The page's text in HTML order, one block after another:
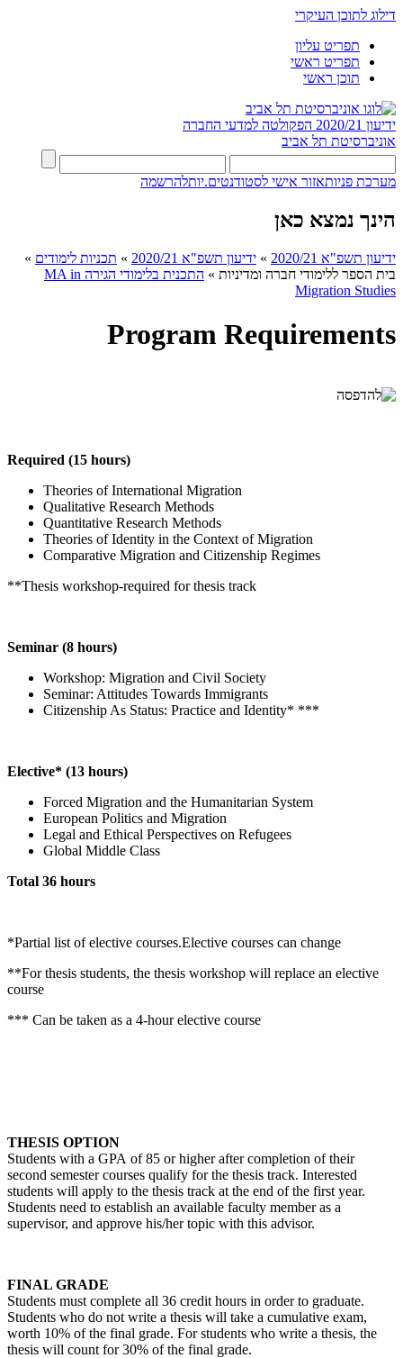
דילוג לתוכן העיקרי
תפריט עליון
תפריט ראשי
תוכן ראשי
ידיעון 2020/21
הפקולטה למדעי החברה
אוניברסיטת תל אביב
מערכת פניותאזור אישי לסטודנטים.יותלהרשמה
הינך נמצא כאן
ידיעון תשפ"א 2020/21 » ידיעון תשפ"א 2020/21 » תכניות לימודים »
בית הספר ללימודי חברה ומדיניות »
התכנית בלימודי הגירה MA in
Migration Studies​
Program Requirements
Required (15 hours)
Theories of International Migration
Qualitative Research Methods
Quantitative Research Methods
Theories of Identity in the Context of Migration
Comparative Migration and Citizenship Regimes
**Thesis workshop-required for thesis track
Seminar (8 hours)
Workshop: Migration and Civil Society
Seminar: Attitudes Towards Immigrants
Citizenship As Status: Practice and Identity* ***
Elective* (13 hours)
Forced Migration and the Humanitarian System
European Politics and Migration
Legal and Ethical Perspectives on Refugees
Global Middle Class
Total 36 hours
*Partial list of elective courses.Elective courses can change
**For thesis students, the thesis workshop will replace an elective
course
*** Can be taken as a 4-hour elective course
THESIS OPTION
Students with a GPA of 85 or higher after completion of their
second semester courses qualify for the thesis track. Interested
students will apply to the thesis track at the end of the first year.
Students need to establish an available faculty member as a
supervisor, and approve his/her topic with this advisor.
FINAL GRADE
Students must complete all 36 credit hours in order to graduate.
Students who do not write a thesis will take a cumulative exam,
worth 10% of the final grade. For students who write a thesis, the
thesis will count for 30% of the final grade.